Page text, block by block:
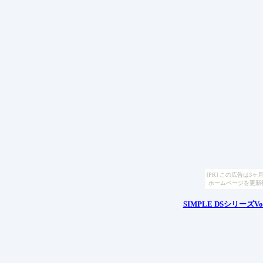
[PR] この広告は3ヶ
ホームページを更
SIMPLE DSシリーズ